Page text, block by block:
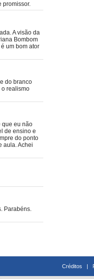
promissor.
A visão da
Bombom
um bom ator
do branco
o realismo
que eu não
de ensino e
do ponto
aula. Achei
Parabéns.
Créditos |